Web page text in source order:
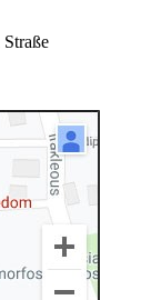
Straße